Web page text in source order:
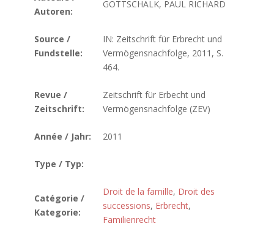
Autoren:
GOTTSCHALK, PAUL RICHARD
Source /
Fundstelle:
IN: Zeitschrift für Erbrecht und
Vermögensnachfolge, 2011, S.
464.
Revue /
Zeitschrift:
Zeitschrift für Erbecht und
Vermögensnachfolge (ZEV)
Année / Jahr: 2011
Type / Typ:
Catégorie /
Kategorie:
Droit de la famille, Droit des
successions, Erbrecht,
Familienrecht